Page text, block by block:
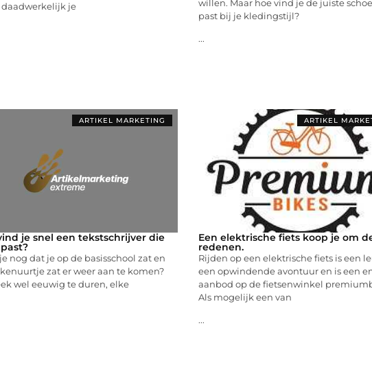
je
willen. Maar hoe vind je de juiste
past bij je kledingstijl?
...
ARTIKEL MARKETING
je snel een tekstschrijver die
nog dat je op de basisschool zat en
zat er weer aan te komen?
wel eeuwig te duren, elke
ARTIKEL
Een elektrische fiets koop je om
redenen.
Rijden op een elektrische fiets is een
een opwindende avontuur en is een
aanbod op de fietsenwinkel
Als mogelijk een van
...